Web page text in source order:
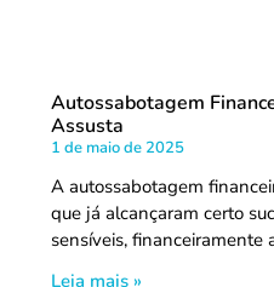
Autossabotagem
Assusta
1 de maio de 2025
A autossabotagem
que já alcançaram certo
sensíveis, financeiramente
Leia mais »